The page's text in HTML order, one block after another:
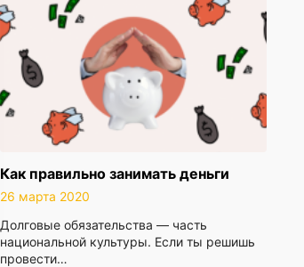
Как правильно занимать деньги
26 марта 2020
Долговые обязательства — часть
национальной культуры. Если ты решишь
провести…